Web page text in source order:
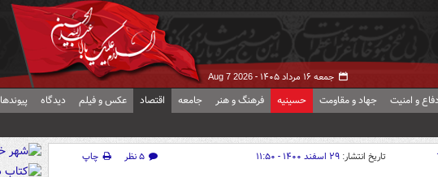
جمعه ۱۶ مرداد ۱۴۰۵ - Aug 7 2026
دفاع و امنیت جهاد و مقاومت حسینیه فرهنگ و هنر جامعه اقتصاد عکس و فیلم دیدگاه پیوندها
تاریخ انتشار: ۲۹ اسفند ۱۴۰۰ - ۱۱:۵۰ ۵ نظر
چاپ